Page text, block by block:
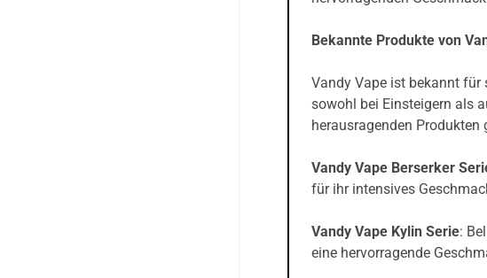
Bekannte Produkte von
Vandy Vape ist bekannt für
sowohl bei Einsteigern als
herausragenden Produkten
Vandy Vape Berserker
für ihr intensives
Vandy Vape Kylin Serie:
eine hervorragende